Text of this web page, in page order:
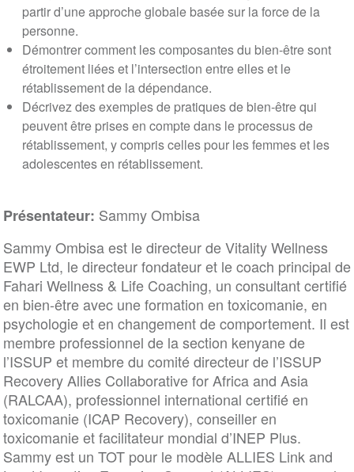
partir d’une approche globale basée sur la force de la
personne.
Démontrer comment les composantes du bien-être sont
étroitement liées et l’intersection entre elles et le
rétablissement de la dépendance.
Décrivez des exemples de pratiques de bien-être qui
peuvent être prises en compte dans le processus de
rétablissement, y compris celles pour les femmes et les
adolescentes en rétablissement.
Présentateur: Sammy Ombisa
Sammy Ombisa est le directeur de Vitality Wellness
EWP Ltd, le directeur fondateur et le coach principal de
Fahari Wellness & Life Coaching, un consultant certifié
en bien-être avec une formation en toxicomanie, en
psychologie et en changement de comportement. Il est
membre professionnel de la section kenyane de
l’ISSUP et membre du comité directeur de l’ISSUP
Recovery Allies Collaborative for Africa and Asia
(RALCAA), professionnel international certifié en
toxicomanie (ICAP Recovery), conseiller en
toxicomanie et facilitateur mondial d’INEP Plus.
Sammy est un TOT pour le modèle ALLIES Link and